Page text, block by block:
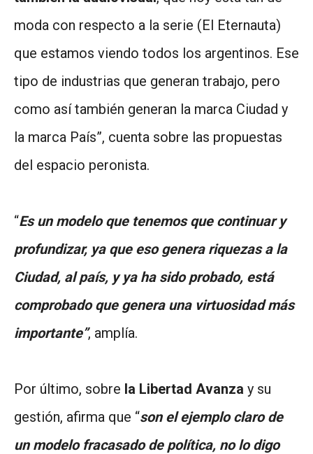
moda con respecto a la serie (El Eternauta)
que estamos viendo todos los argentinos. Ese
tipo de industrias que generan trabajo, pero
como así también generan la marca Ciudad y
la marca País”, cuenta sobre las propuestas
del espacio peronista.
“Es un modelo que tenemos que continuar y
profundizar, ya que eso genera riquezas a la
Ciudad, al país, y ya ha sido probado, está
comprobado que genera una virtuosidad más
importante”, amplía.
Por último, sobre la Libertad Avanza y su
gestión, afirma que “son el ejemplo claro de
un modelo fracasado de política, no lo digo